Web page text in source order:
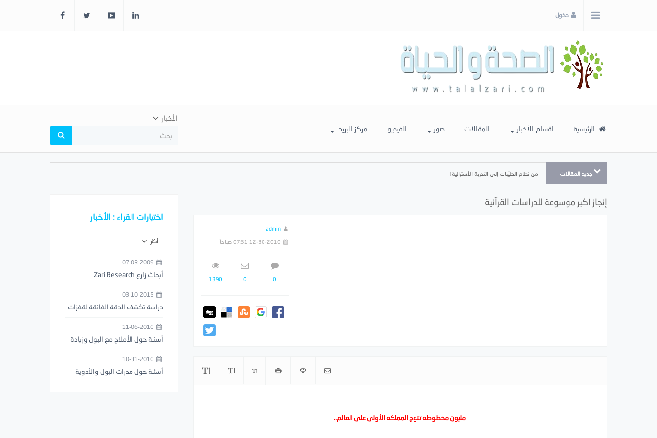
دخول
الرئيسية اقسام الأخبار المقالات صور الفيديو مركز البريد
الأخبار
جديد المقالات من نظام الطيّبات إلى التجربة الأسترالية!
إنجاز أكبر موسوعة للدراسات القرآنية
admin
12-30-2010 07:31 صباحاً
0
0
1390
مليون مخطوطة تتوج المملكة الأولى على العالم..
اختيارات القراء : الأخبار
أكثر
07-03-2009
أبحاث زارع Zari Research
03-10-2015
دراسة تكشف الدقة الفائقة لقفزات
11-06-2010
أسئلة حول الأملاح مع البول وزيادة
10-31-2010
أسئلة حول مدرات البول والأدوية